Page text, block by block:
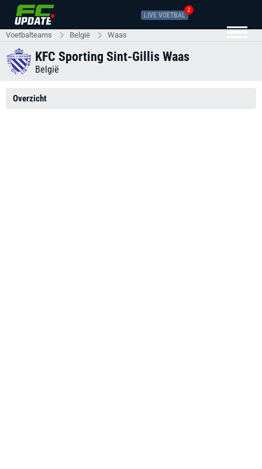
LIVE VOETBAL
2
Voetbalteams België Waas
KFC Sporting Sint-Gillis Waas
België
Overzicht